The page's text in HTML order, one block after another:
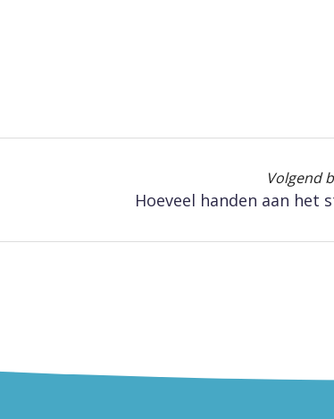
Volgend
Hoeveel handen aan het